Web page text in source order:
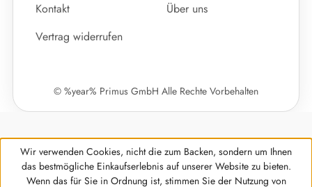
Kontakt
Über uns
Vertrag widerrufen
© %year% Primus GmbH Alle Rechte Vorbehalten
Wir verwenden Cookies, nicht die zum Backen, sondern um Ihnen
das bestmögliche Einkaufserlebnis auf unserer Website zu bieten.
Wenn das für Sie in Ordnung ist, stimmen Sie der Nutzung von